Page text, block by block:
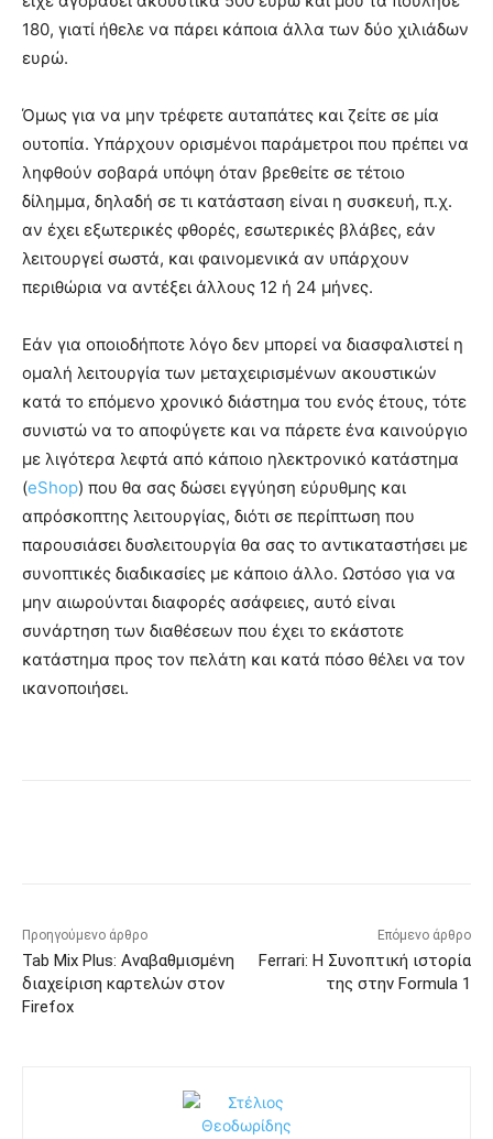
180, γιατί ήθελε να πάρει κάποια άλλα των δύο χιλιάδων
ευρώ.
Όμως για να μην τρέφετε αυταπάτες και ζείτε σε μία
ουτοπία. Υπάρχουν ορισμένοι παράμετροι που πρέπει να
ληφθούν σοβαρά υπόψη όταν βρεθείτε σε τέτοιο
δίλημμα, δηλαδή σε τι κατάσταση είναι η συσκευή, π.χ.
αν έχει εξωτερικές φθορές, εσωτερικές βλάβες, εάν
λειτουργεί σωστά, και φαινομενικά αν υπάρχουν
περιθώρια να αντέξει άλλους 12 ή 24 μήνες.
Εάν για οποιοδήποτε λόγο δεν μπορεί να διασφαλιστεί η
ομαλή λειτουργία των μεταχειρισμένων ακουστικών
κατά το επόμενο χρονικό διάστημα του ενός έτους, τότε
συνιστώ να το αποφύγετε και να πάρετε ένα καινούργιο
με λιγότερα λεφτά από κάποιο ηλεκτρονικό κατάστημα
(eShop) που θα σας δώσει εγγύηση εύρυθμης και
απρόσκοπτης λειτουργίας, διότι σε περίπτωση που
παρουσιάσει δυσλειτουργία θα σας το αντικαταστήσει με
συνοπτικές διαδικασίες με κάποιο άλλο. Ωστόσο για να
μην αιωρούνται διαφορές ασάφειες, αυτό είναι
συνάρτηση των διαθέσεων που έχει το εκάστοτε
κατάστημα προς τον πελάτη και κατά πόσο θέλει να τον
ικανοποιήσει.
Προηγούμενο άρθρο
Tab Mix Plus: Αναβαθμισμένη
διαχείριση καρτελών στον
Firefox
Επόμενο άρθρο
Ferrari: Η Συνοπτική ιστορία
της στην Formula 1